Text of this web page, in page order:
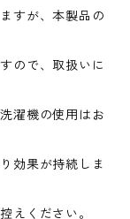
すが、本製品の
ので、取扱いに
濯機の使用はお
効果が持続しま
えください。